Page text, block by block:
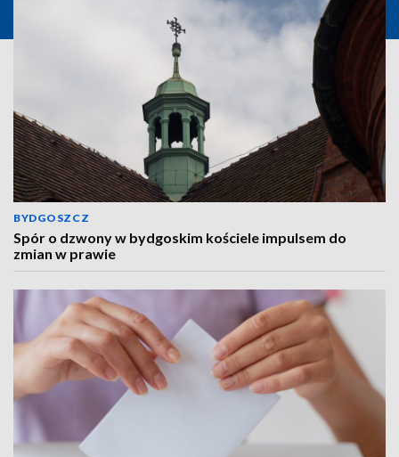
BYDGOSZCZ
Spór o dzwony w bydgoskim kościele impulsem do
zmian w prawie